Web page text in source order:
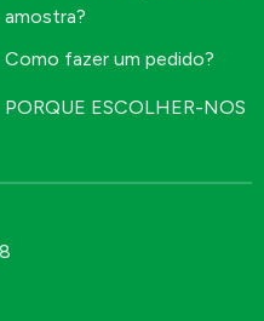
amostra?
Como fazer um pedido?
PORQUE ESCOLHER-NOS